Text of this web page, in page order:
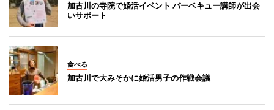
加古川の寺院で婚活イベント バーベキュー講師が出会
いサポート
食べる
加古川で大みそかに婚活男子の作戦会議